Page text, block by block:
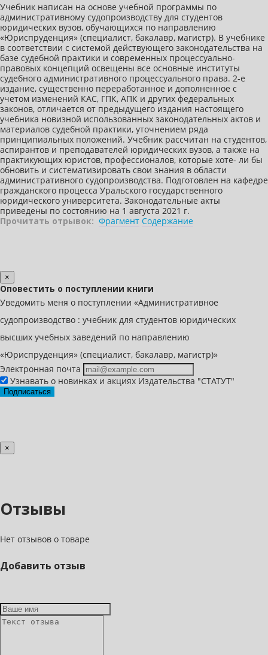
Учебник написан на основе учебной программы по
административному судопроизводству для студентов
юридических вузов, обучающихся по направлению
«Юриспруденция» (специалист, бакалавр, магистр). В учебнике
в соответствии с системой действующего законодательства на
базе судебной практики и современных процессуально-
правовых концепций освещены все основные институты
судебного административного процессуального права. 2-е
издание, существенно переработанное и дополненное с
учетом изменений КАС, ГПК, АПК и других федеральных
законов, отличается от предыдущего издания настоящего
учебника новизной использованных законодательных актов и
материалов судебной практики, уточнением ряда
принципиальных положений. Учебник рассчитан на студентов,
аспирантов и преподавателей юридических вузов, а также на
практикующих юристов, профессионалов, которые хоте- ли бы
обновить и систематизировать свои знания в области
административного судопроизводства. Подготовлен на кафедре
гражданского процесса Уральского государственного
юридического университета. Законодательные акты
приведены по состоянию на 1 августа 2021 г.
Прочитать отрывок: Фрагмент Содержание
×
Оповестить о поступлении книги
Уведомить меня о поступлении «Административное
судопроизводство : учебник для студентов юридических
высших учебных заведений по направлению
«Юриспруденция» (специалист, бакалавр, магистр)»
Электронная почта
Узнавать о новинках и акциях Издательства "СТАТУТ"
Подписаться
×
Отзывы
Нет отзывов о товаре
Добавить отзыв